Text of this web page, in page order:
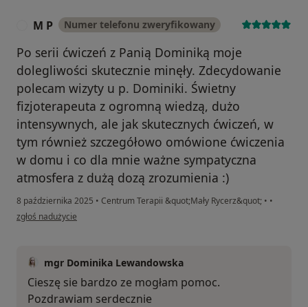
M P Numer telefonu zweryfikowany
Po serii ćwiczeń z Panią Dominiką moje
dolegliwości skutecznie minęły. Zdecydowanie
polecam wizyty u p. Dominiki. Świetny
fizjoterapeuta z ogromną wiedzą, dużo
intensywnych, ale jak skutecznych ćwiczeń, w
tym również szczegółowo omówione ćwiczenia
w domu i co dla mnie ważne sympatyczna
atmosfera z dużą dozą zrozumienia :)
8 października 2025 • Centrum Terapii &quot;Mały Rycerz&quot; • •
w opinii użytkownika M P
zgłoś nadużycie
mgr Dominika Lewandowska
Cieszę sie bardzo ze mogłam pomoc.
Pozdrawiam serdecznie